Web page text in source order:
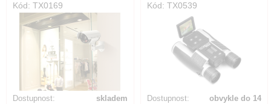
Kód: TX0169
Dostupnost: skladem
Kód: TX0539
Dostupnost:
obvykle do 14